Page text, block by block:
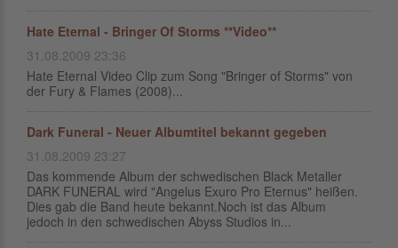
Hate Eternal - Bringer Of Storms **Video**
31.08.2009 23:36
Hate Eternal Video Clip zum Song "Bringer of Storms" von
der Fury & Flames (2008)...
Dark Funeral - Neuer Albumtitel bekannt gegeben
31.08.2009 23:27
Das kommende Album der schwedischen Black Metaller
DARK FUNERAL wird "Angelus Exuro Pro Eternus" heißen.
Dies gab die Band heute bekannt.Noch ist das Album
jedoch in den schwedischen Abyss Studios in...